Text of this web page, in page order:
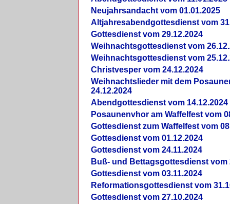
Neujahrsandacht vom 01.01.2025
Altjahresabendgottesdienst vom
Gottesdienst vom 29.12.2024
Weihnachtsgottesdienst vom
Weihnachtsgottesdienst vom
Christvesper vom 24.12.2024
Weihnachtslieder mit dem
24.12.2024
Abendgottesdienst vom 14.12.2024
Posaunenvhor am Waffelfest vom
Gottesdienst zum Waffelfest vom
Gottesdienst vom 01.12.2024
Gottesdienst vom 24.11.2024
Buß- und Bettagsgottesdienst vom
Gottesdienst vom 03.11.2024
Reformationsgottesdienst vom
Gottesdienst vom 27.10.2024